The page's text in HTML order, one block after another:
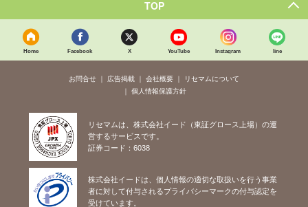
TOP
Home Facebook X YouTube Instagram line
お問合せ 広告掲載 会社概要
リセマムについて
個人情報保護方針
リセマムは、株式会社イード（東証グロース上場）の運
営するサービスです。
証券コード：6038
株式会社イードは、個人情報の適切な取扱いを行う事業
者に対して付与されるプライバシーマークの付与認定を
受けています。